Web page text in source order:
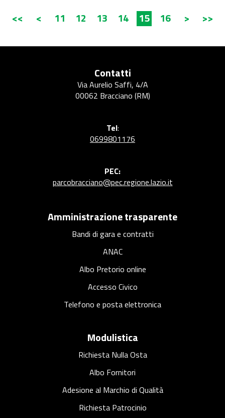
<< < 11 12 13 14 15 16 > >>
Contatti
Via Aurelio Saffi, 4/A
00062 Bracciano (RM)
Tel:
0699801176
PEC:
parcobracciano@pec.regione.lazio.it
Amministrazione trasparente
Bandi di gara e contratti
ANAC
Albo Pretorio online
Accesso Civico
Telefono e posta elettronica
Modulistica
Richiesta Nulla Osta
Albo Fornitori
Adesione al Marchio di Qualità
Richiesta Patrocinio